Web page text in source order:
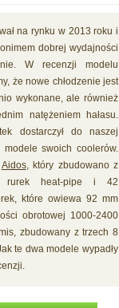
na rynku w 2013 roku i
dobrej wydajności
W recenzji modelu
że nowe chłodzenie jest
wykonane, ale również
natężeniem hałasu.
dostarczył do naszej
swoich coolerów.
Aidos, który zbudowano z
rurek heat-pipe i 42
które owiewa 92 mm
obrotowej 1000-2400
zbudowany z trzech 8
te dwa modele wypadły